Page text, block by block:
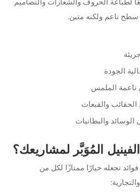
سطح ناعم ولكنه متين.
الجودة
ناعمة الملمس
والقبعات
والبطانيات
الفينيل المُوَبَّر لمشاريعك؟
تجعله خيارًا ممتازًا لكل من